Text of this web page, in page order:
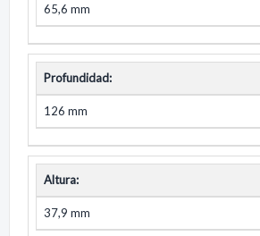
65,6 mm
Profundidad:
126 mm
Altura:
37,9 mm